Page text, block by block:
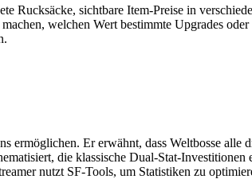
Rucksäcke, sichtbare Item-Preise in
welchen Wert bestimmte Upgrades oder
ermöglichen. Er erwähnt, dass Weltbosse alle
die klassische Dual-Stat-Investitionen
nutzt SF-Tools, um Statistiken zu